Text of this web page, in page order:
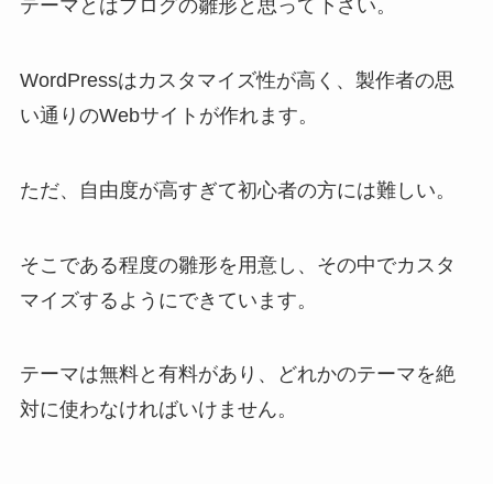
テーマとはブログの雛形と思って下さい。
WordPressはカスタマイズ性が高く、製作者の思
い通りのWebサイトが作れます。
ただ、自由度が高すぎて初心者の方には難しい。
そこである程度の雛形を用意し、その中でカスタ
マイズするようにできています。
テーマは無料と有料があり、どれかのテーマを絶
対に使わなければいけません。